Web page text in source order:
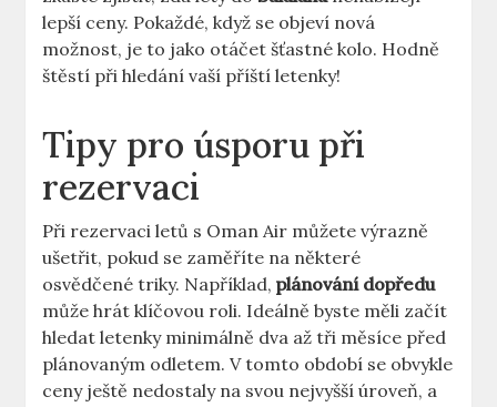
lepší ceny. Pokaždé, když se objeví nová
možnost, je to jako otáčet šťastné kolo. Hodně
štěstí při hledání vaší příští letenky!
Tipy pro úsporu při
rezervaci
Při rezervaci letů s Oman Air můžete výrazně
ušetřit, pokud se zaměříte na některé
osvědčené triky. Například,plánování dopředu
může hrát klíčovou roli. Ideálně byste měli začít
hledat letenky minimálně dva až tři měsíce před
plánovaným odletem. V tomto období se obvykle
ceny ještě nedostaly na svou nejvyšší úroveň, a